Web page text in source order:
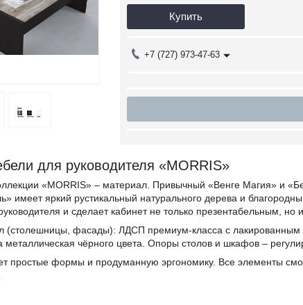
Купить
+7 (727) 973-47-63
для руководителя «MORRIS»
«MORRIS» – материал. Привычный «Венге Магия» и
имеет яркий рустикальный натурального дерева и
и сделает кабинет не только презентабельным, но
(столешницы, фасады): ЛДСП премиум-класса с
металлическая чёрного цвета. Опоры столов и шкафов –
простые формы и продуманную эргономику. Все элементы